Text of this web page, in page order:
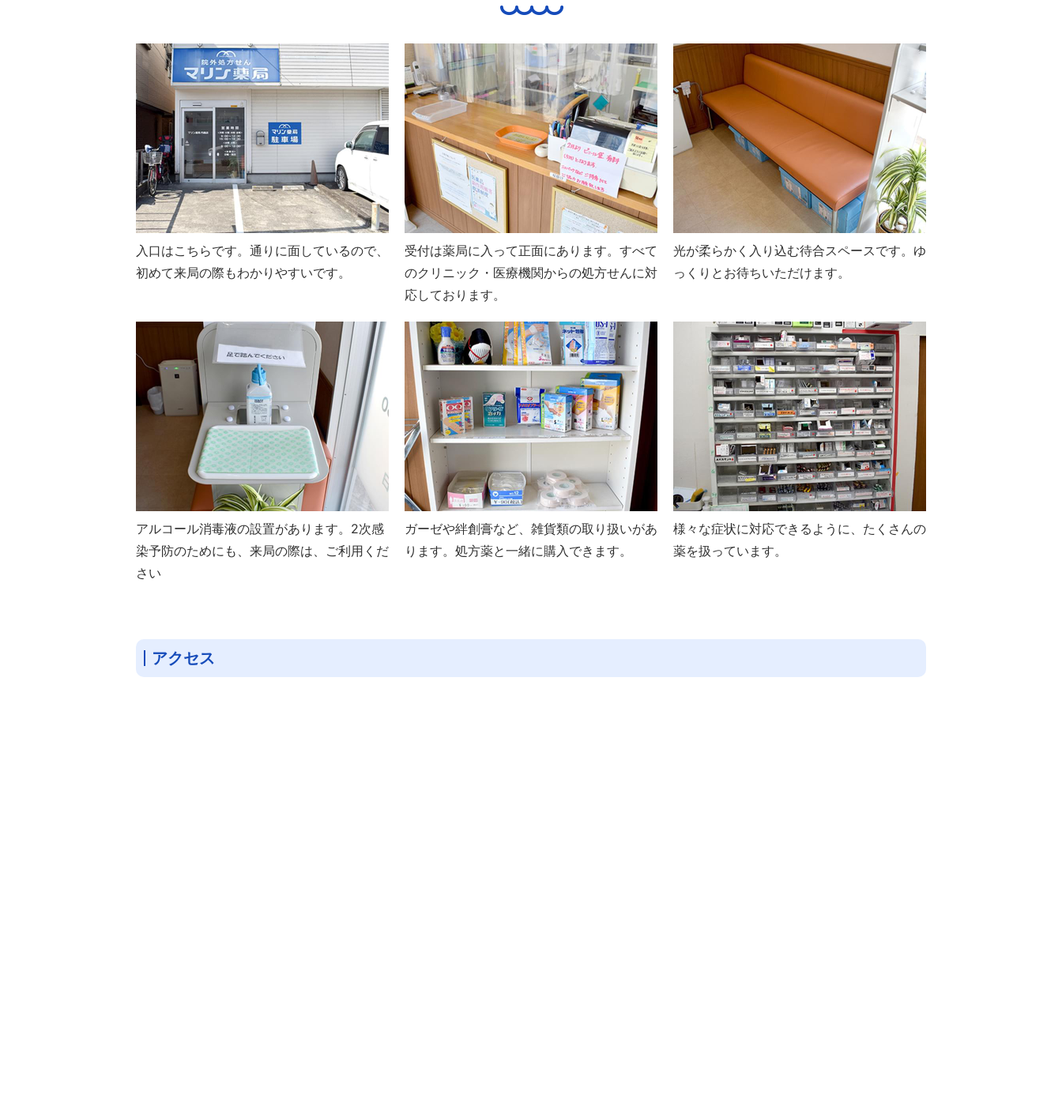
入口はこちらです。通りに面しているので、
初めて来局の際もわかりやすいです。
受付は薬局に入って正面にあります。すべて
のクリニック・医療機関からの処方せんに対
応しております。
光が柔らかく入り込む待合スペースです。ゆ
っくりとお待ちいただけます。
アルコール消毒液の設置があります。2次感
染予防のためにも、来局の際は、ご利用くだ
さい
ガーゼや絆創膏など、雑貨類の取り扱いがあ
ります。処方薬と一緒に購入できます。
様々な症状に対応できるように、たくさんの
薬を扱っています。
アクセス